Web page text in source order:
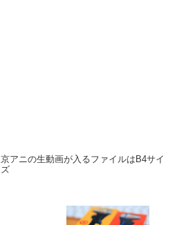
京アニの生動画が入るファイルはB4サイ
ズ